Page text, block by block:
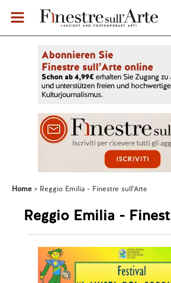
Home Reggio Emilia - Finestre sull'Arte
Reggio Emilia -